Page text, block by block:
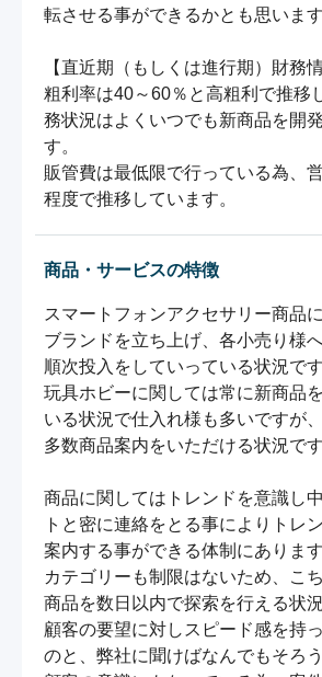
転させる事ができるかとも思います
【直近期（もしくは進行期）財務情
粗利率は40～60％と高粗利で推移
務状況はよくいつでも新商品を開
す。
販管費は最低限で行っている為、
程度で推移しています。
商品・サービスの特徴
スマートフォンアクセサリー商品
ブランドを立ち上げ、各小売り様
順次投入をしていっている状況です
玩具ホビーに関しては常に新商品
いる状況で仕入れ様も多いですが、
多数商品案内をいただける状況です
商品に関してはトレンドを意識し
トと密に連絡をとる事によりトレ
案内する事ができる体制にあります
カテゴリーも制限はないため、こ
商品を数日以内で探索を行える状況
顧客の要望に対しスピード感を持
のと、弊社に聞けばなんでもそろ